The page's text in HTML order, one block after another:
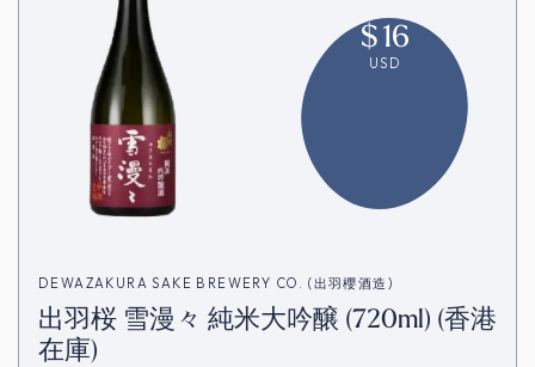
$16
USD
DEWAZAKURA SAKE BREWERY CO. (出羽櫻酒造)
出羽桜 雪漫々 純米大吟醸 (720ml) (香港
在庫)